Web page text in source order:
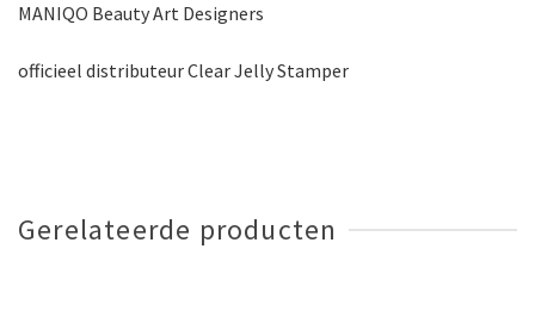
MANIQO Beauty Art Designers
officieel distributeur Clear Jelly Stamper
Gerelateerde producten